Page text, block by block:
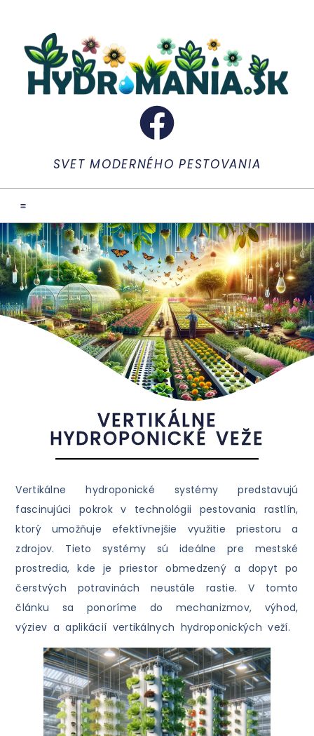
SVET MODERNÉHO PESTOVANIA
VERTIKÁLNE
HYDROPONICKÉ VEŽE
Vertikálne hydroponické systémy predstavujú
fascinujúci pokrok v technológii pestovania rastlín,
ktorý umožňuje efektívnejšie využitie priestoru a
zdrojov. Tieto systémy sú ideálne pre mestské
prostredia, kde je priestor obmedzený a dopyt po
čerstvých potravinách neustále rastie. V tomto
článku sa ponoríme do mechanizmov, výhod,
výziev a aplikácií vertikálnych hydroponických veží.